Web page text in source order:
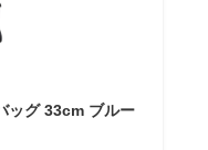
グ 33cm ブルー